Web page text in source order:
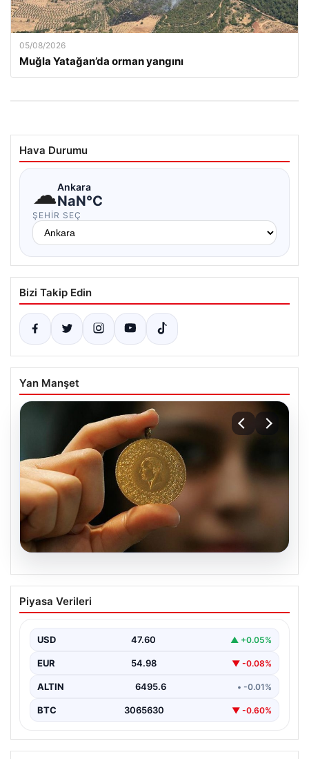
05/08/2026
Muğla Yatağan’da orman yangını
Hava Durumu
☁Ankara
NaN°C
ŞEHIR SEÇ
Bizi Takip Edin
Yan Manşet
05.08.2026
Altın fiyatları canlı grafik 22 Mayıs: Altın
fiyatları ne oldu, düştü mü, çıktı mı?
fiyatları
Piyasa Verileri
USD 47.60 ▲ +0.05%
EUR 54.98 ▼ -0.08%
ALTIN 6495.6 • -0.01%
BTC 3065630 ▼ -0.60%